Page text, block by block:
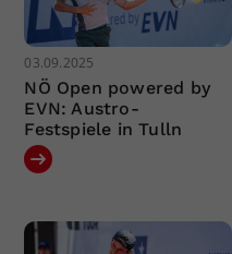
03.09.2025
NÖ Open powered by
EVN: Austro-
Festspiele in Tulln